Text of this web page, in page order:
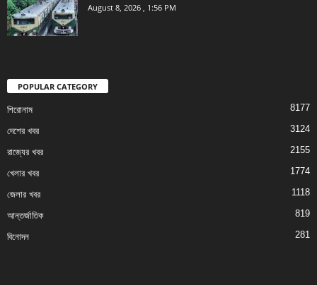
August 8, 2026 , 1:56 PM
POPULAR CATEGORY
শিরোনাম 8177
দেশের খবর 3124
রাজ্যের খবর 2155
খেলার খবর 1774
জেলার খবর 1118
আন্তর্জাতিক 819
বিনোদন 281